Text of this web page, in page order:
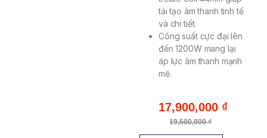
tái tạo âm thanh tinh tế
và chi tiết.
Công suất cực đại lên
đến 1200W mang lại
áp lực âm thanh mạnh
mẽ.
17,900,000 ₫
19,500,000₫